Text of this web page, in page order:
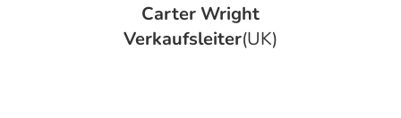
Carter Wright
‍Verkaufsleiter(UK)